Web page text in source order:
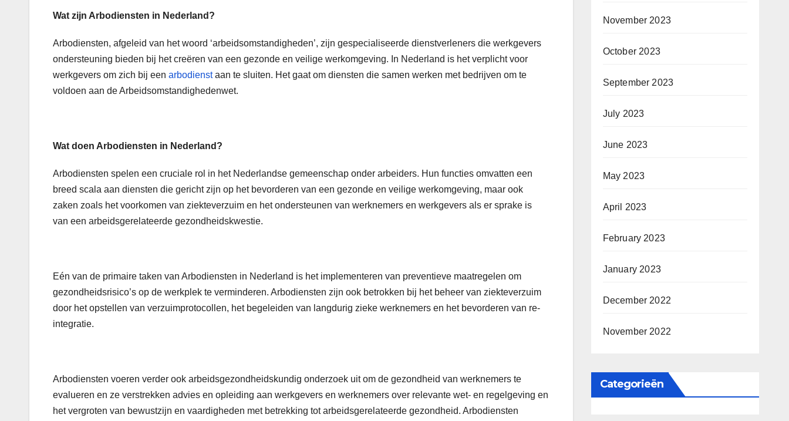
Wat zijn Arbodiensten in Nederland?
Arbodiensten, afgeleid van het woord ‘arbeidsomstandigheden’, zijn gespecialiseerde dienstverleners die werkgevers
ondersteuning bieden bij het creëren van een gezonde en veilige werkomgeving. In Nederland is het verplicht voor
werkgevers om zich bij een arbodienstaan te sluiten. Het gaat om diensten die samen werken met bedrijven om te
voldoen aan de Arbeidsomstandighedenwet.
Wat doen Arbodiensten in Nederland?
Arbodiensten spelen een cruciale rol in het Nederlandse gemeenschap onder arbeiders. Hun functies omvatten een
breed scala aan diensten die gericht zijn op het bevorderen van een gezonde en veilige werkomgeving, maar ook
zaken zoals het voorkomen van ziekteverzuim en het ondersteunen van werknemers en werkgevers als er sprake is
van een arbeidsgerelateerde gezondheidskwestie.
Eén van de primaire taken van Arbodiensten in Nederland is het implementeren van preventieve maatregelen om
gezondheidsrisico’s op de werkplek te verminderen. Arbodiensten zijn ook betrokken bij het beheer van ziekteverzuim
door het opstellen van verzuimprotocollen, het begeleiden van langdurig zieke werknemers en het bevorderen van re-
integratie.
Arbodiensten voeren verder ook arbeidsgezondheidskundig onderzoek uit om de gezondheid van werknemers te
evalueren en ze verstrekken advies en opleiding aan werkgevers en werknemers over relevante wet- en regelgeving en
het vergroten van bewustzijn en vaardigheden met betrekking tot arbeidsgerelateerde gezondheid. Arbodiensten
November 2023
October 2023
September 2023
July 2023
June 2023
May 2023
April 2023
February 2023
January 2023
December 2022
November 2022
Categorieën